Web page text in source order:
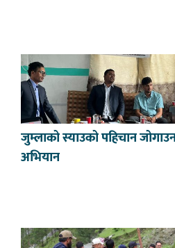
जुम्लाको स्याउको पहिचान
अभियान